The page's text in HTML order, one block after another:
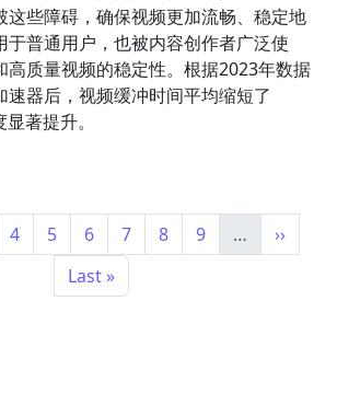
这些障碍，确保视频更加流畅、稳定地
于普通用户，也被内容创作者广泛使
高质量视频的稳定性。根据2023年数据
速器后，视频缓冲时间平均缩短了
著提升。
Page
4 Page
5 Page
6 Page
7 Page
8 Page
9 … 下一页
››
末页
Last »